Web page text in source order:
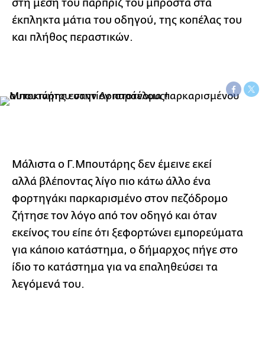
στη μέση του παρπρίζ του μπροστά στα
έκπληκτα μάτια του οδηγού, της κοπέλας του
και πλήθος περαστικών.
Μάλιστα ο Γ.Μπουτάρης δεν έμεινε εκεί
αλλά βλέποντας λίγο πιο κάτω άλλο ένα
φορτηγάκι παρκαρισμένο στον πεζόδρομο
ζήτησε τον λόγο από τον οδηγό και όταν
εκείνος του είπε ότι ξεφορτώνει εμπορεύματα
για κάποιο κατάστημα, ο δήμαρχος πήγε στο
ίδιο το κατάστημα για να επαληθεύσει τα
λεγόμενά του.